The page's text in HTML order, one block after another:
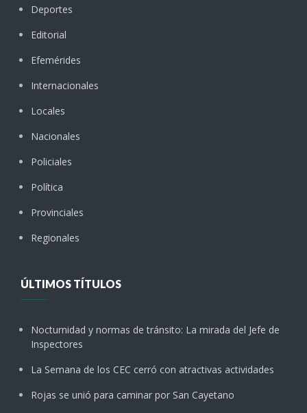
Deportes
Editorial
Efemérides
Internacionales
Locales
Nacionales
Policiales
Política
Provinciales
Regionales
ÚLTIMOS TÍTULOS
Nocturnidad y normas de tránsito: La mirada del Jefe de
Inspectores
La Semana de los CEC cerró con atractivas actividades
Rojas se unió para caminar por San Cayetano